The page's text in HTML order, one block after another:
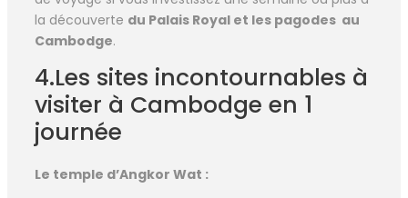
la découverte du Palais Royal et les pagodes au
Cambodge.
4.Les sites incontournables à
visiter à Cambodge en 1
journée
Le temple d’Angkor Wat :